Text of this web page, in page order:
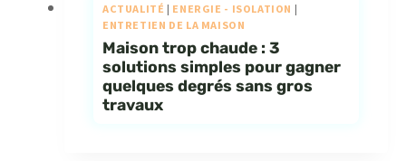
ACTUALITÉ | ENERGIE - ISOLATION |
ENTRETIEN DE LA MAISON
Maison trop chaude : 3
solutions simples pour gagner
quelques degrés sans gros
travaux